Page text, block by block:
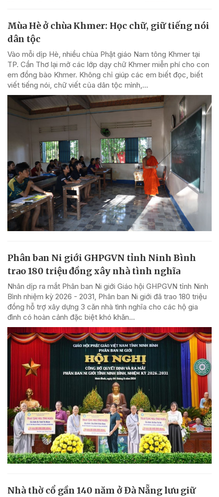
Mùa Hè ở chùa Khmer: Học chữ, giữ tiếng nói
dân tộc
Vào mỗi dịp Hè, nhiều chùa Phật giáo Nam tông Khmer tại
TP. Cần Thơ lại mở các lớp dạy chữ Khmer miễn phí cho con
em đồng bào Khmer. Không chỉ giúp các em biết đọc, biết
viết tiếng nói, chữ viết của dân tộc mình,...
Phân ban Ni giới GHPGVN tỉnh Ninh Bình
trao 180 triệu đồng xây nhà tình nghĩa
Nhân dịp ra mắt Phân ban Ni giới Giáo hội GHPGVN tỉnh Ninh
Bình nhiệm kỳ 2026 - 2031, Phân ban Ni giới đã trao 180 triệu
đồng hỗ trợ xây dựng 3 căn nhà tình nghĩa cho các hộ gia
đình có hoàn cảnh đặc biệt khó khăn...
Nhà thờ cổ gần 140 năm ở Đà Nẵng lưu giữ